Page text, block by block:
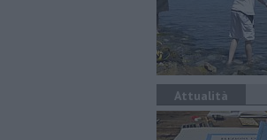
Attualità